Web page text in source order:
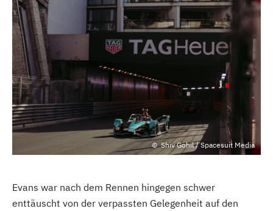
Shiv Gohil / Spacesuit Media
Evans war nach dem Rennen hingegen schwer
enttäuscht von der verpassten Gelegenheit auf den